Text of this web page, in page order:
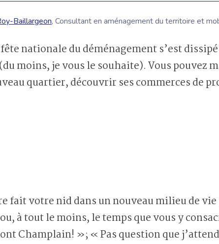
Baillargeon, Consultant en aménagement du territoire et
moins, je vous le souhaite). Vous pouvez
quartier, découvrir ses commerces de
fait votre nid dans un nouveau milieu de
à tout le moins, le temps que vous y
Champlain! »; « Pas question que